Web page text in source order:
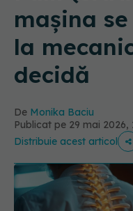
mașina
la
decidă
De Monika Baciu
Publicat pe 29 mai 2026,
Distribuie acest articol